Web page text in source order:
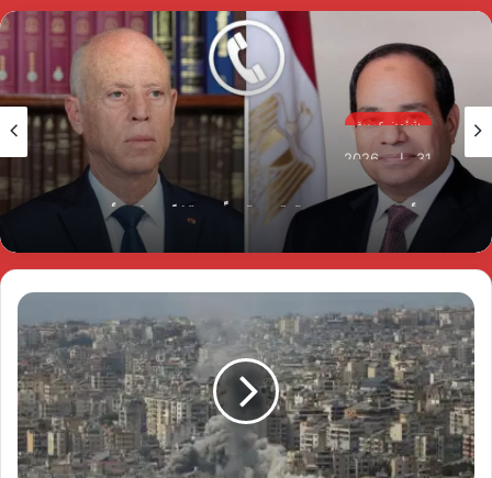
شئون عربية
31 مايو، 2026
الرئيس السيسي يتلقى اتصالًا هاتفيًا من الرئيس
التونسي قيس سعيد للتهنئة بعيد الأضحى